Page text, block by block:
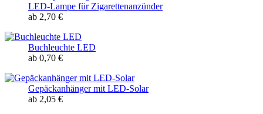
LED-Lampe für Zigarettenanzünder
ab 2,70 €
Buchleuchte LED
ab 0,70 €
Gepäckanhänger mit LED-Solar
ab 2,05 €